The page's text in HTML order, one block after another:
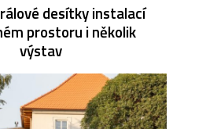
desítky instalací
prostoru i několik
výstav